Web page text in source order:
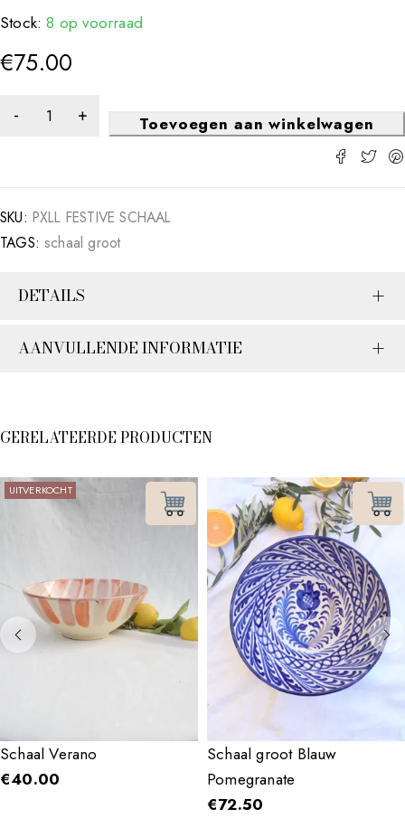
Stock: 8 op voorraad
€75.00
Toevoegen aan winkelwagen
SKU: PXLL FESTIVE SCHAAL
TAGS: schaal groot
DETAILS
AANVULLENDE INFORMATIE
GERELATEERDE PRODUCTEN
UITVERKOCHT
Schaal Verano
€40.00
Schaal groot Blauw
Pomegranate
€72.50